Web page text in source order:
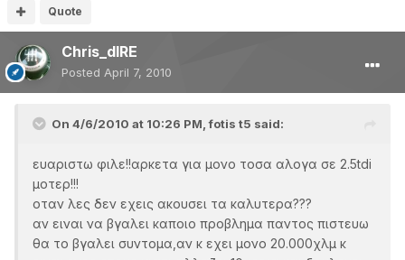
Quote
Chris_dIRE
Posted April 7, 2010
On 4/6/2010 at 10:26 PM, fotis t5 said:
ευαριστω φιλε!!αρκετα για μονο τοσα αλογα σε 2.5tdi
μοτερ!!!
οταν λες δεν εχεις ακουσει τα καλυτερα???
αν ειναι να βγαλει καποιο προβλημα παντος πιστευω
θα το βγαλει συντομα,αν κ εχει μονο 20.000χλμ κ